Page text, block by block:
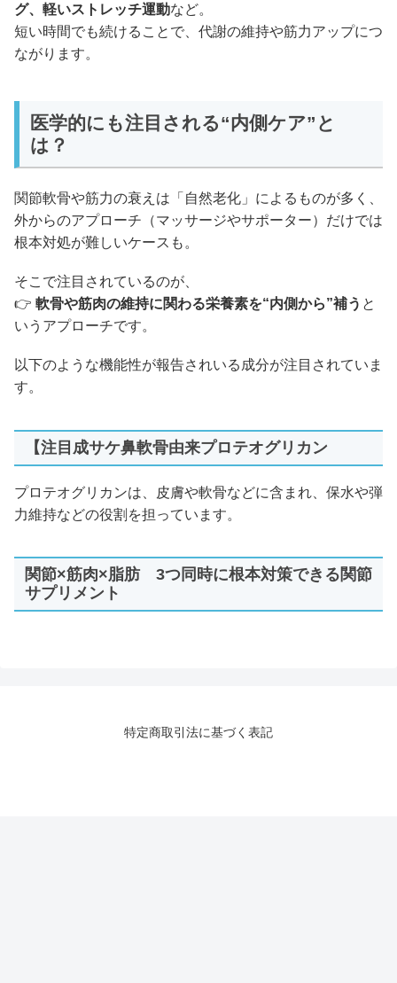
グ、軽いストレッチ運動など。
短い時間でも続けることで、代謝の維持や筋力アップにつ
ながります。
医学的にも注目される“内側ケア”と
は？
関節軟骨や筋力の衰えは「自然老化」によるものが多く、
外からのアプローチ（マッサージやサポーター）だけでは
根本対処が難しいケースも。
そこで注目されているのが、
👉 軟骨や筋肉の維持に関わる栄養素を“内側から”補う と
いうアプローチです。
以下のような機能性が報告されいる成分が注目されていま
す。
【注目成サケ鼻軟骨由来プロテオグリカン
プロテオグリカンは、皮膚や軟骨などに含まれ、保水や弾
力維持などの役割を担っています。
関節×筋肉×脂肪 3つ同時に根本対策できる関節
サプリメント
特定商取引法に基づく表記